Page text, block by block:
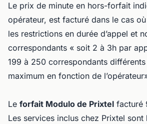
Le prix de minute en hors-forfait
opérateur, est facturé dans le cas
les restrictions en durée d’appel et
correspondants « soit 2 à 3h par
199 à 250 correspondants
maximum en fonction de
Le forfait Modulo de Prixtel facturé
Les services inclus chez Prixtel